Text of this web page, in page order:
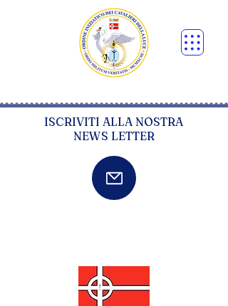
ISCRIVITI ALLA NOSTRA
NEWS LETTER